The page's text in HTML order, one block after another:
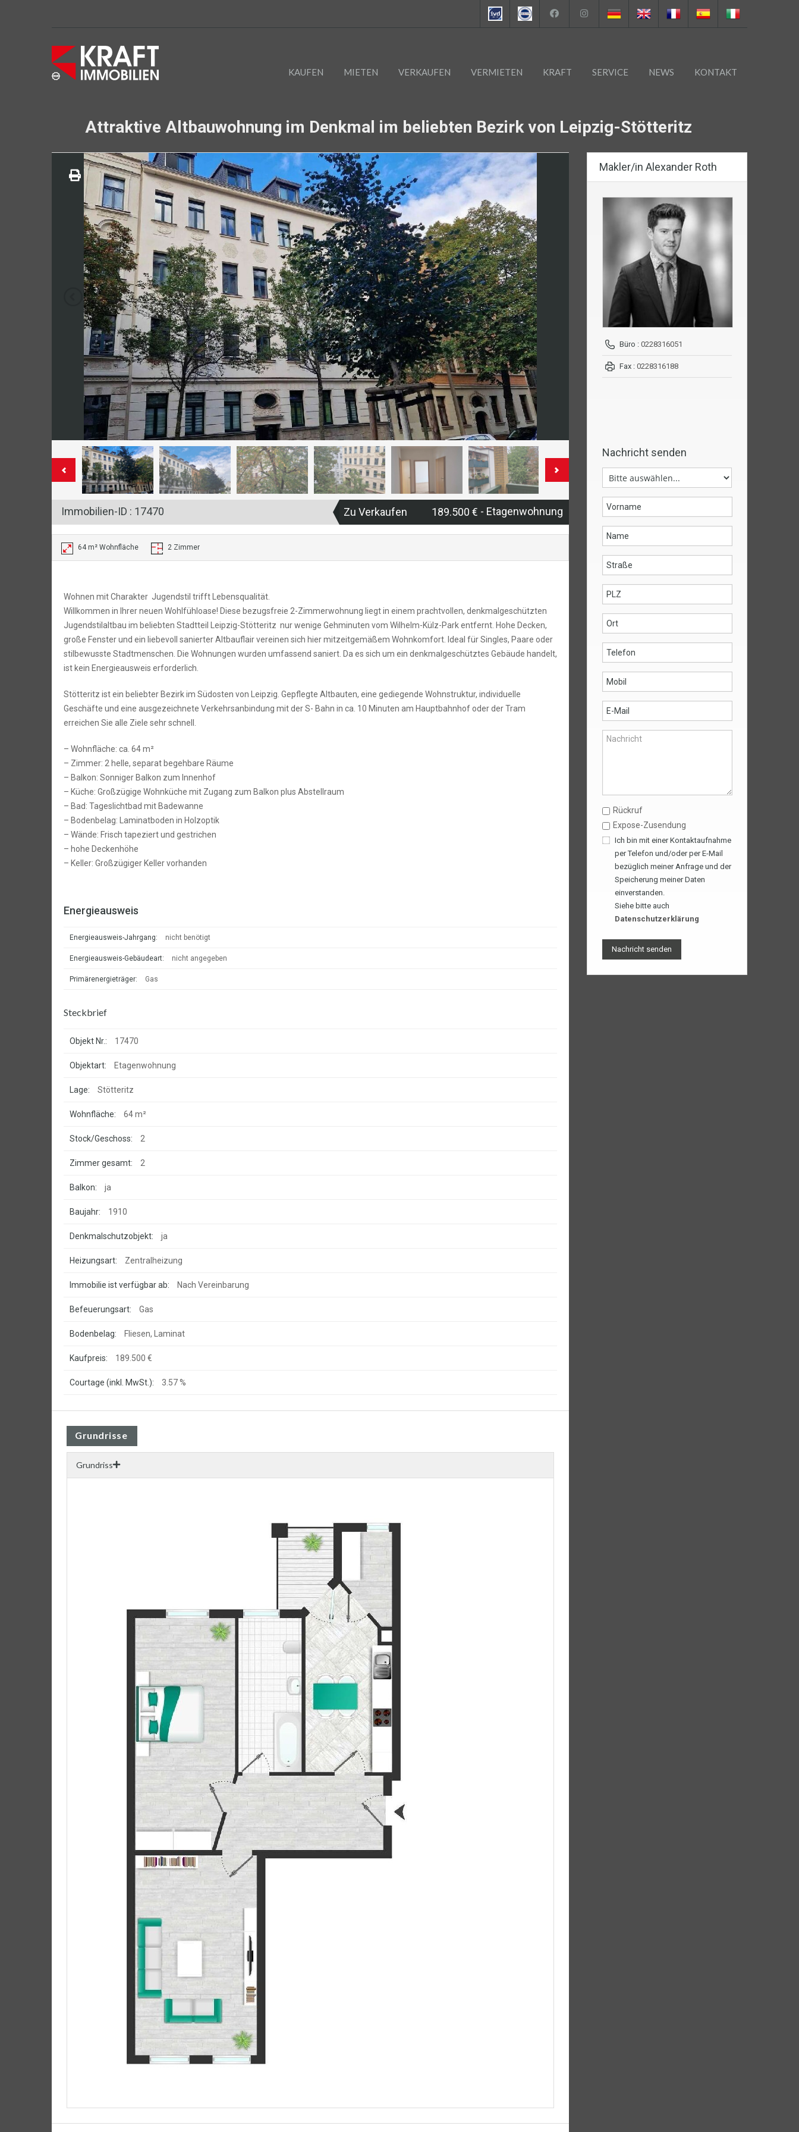
KAUFEN MIETEN VERKAUFEN VERMIETEN KRAFT SERVICE NEWS KONTAKT
Attraktive Altbauwohnung im Denkmal im beliebten Bezirk von Leipzig-Stötteritz
Immobilien-ID : 17470 Zu Verkaufen 189.500 € - Etagenwohnung
64 m² Wohnfläche 2 Zimmer
Wohnen mit Charakter  Jugendstil trifft Lebensqualität.
Willkommen in Ihrer neuen Wohlfühloase! Diese bezugsfreie 2-Zimmerwohnung liegt in einem prachtvollen, denkmalgeschützten
Jugendstilaltbau im beliebten Stadtteil Leipzig-Stötteritz  nur wenige Gehminuten vom Wilhelm-Külz-Park entfernt. Hohe Decken,
große Fenster und ein liebevoll sanierter Altbauflair vereinen sich hier mitzeitgemäßem Wohnkomfort. Ideal für Singles, Paare oder
stilbewusste Stadtmenschen. Die Wohnungen wurden umfassend saniert. Da es sich um ein denkmalgeschütztes Gebäude handelt,
ist kein Energieausweis erforderlich.
Stötteritz ist ein beliebter Bezirk im Südosten von Leipzig. Gepflegte Altbauten, eine gediegende Wohnstruktur, individuelle
Geschäfte und eine ausgezeichnete Verkehrsanbindung mit der S- Bahn in ca. 10 Minuten am Hauptbahnhof oder der Tram
erreichen Sie alle Ziele sehr schnell.
– Wohnfläche: ca. 64 m²
– Zimmer: 2 helle, separat begehbare Räume
– Balkon: Sonniger Balkon zum Innenhof
– Küche: Großzügige Wohnküche mit Zugang zum Balkon plus Abstellraum
– Bad: Tageslichtbad mit Badewanne
– Bodenbelag: Laminatboden in Holzoptik
– Wände: Frisch tapeziert und gestrichen
– hohe Deckenhöhe
– Keller: Großzügiger Keller vorhanden
Energieausweis
Energieausweis-Jahrgang: nicht benötigt
Energieausweis-Gebäudeart: nicht angegeben
Primärenergieträger: Gas
Steckbrief
Objekt Nr.: 17470
Objektart: Etagenwohnung
Lage: Stötteritz
Wohnfläche: 64 m²
Stock/Geschoss: 2
Zimmer gesamt: 2
Balkon: ja
Baujahr: 1910
Denkmalschutzobjekt: ja
Heizungsart: Zentralheizung
Immobilie ist verfügbar ab: Nach Vereinbarung
Befeuerungsart: Gas
Bodenbelag: Fliesen, Laminat
Kaufpreis: 189.500 €
Courtage (inkl. MwSt.): 3.57 %
Grundrisse
Grundriss
Makler/in Alexander Roth
Büro : 0228316051
Fax : 0228316188
Nachricht senden
Rückruf
Expose-Zusendung
Ich bin mit einer Kontaktaufnahme
per Telefon und/oder per E-Mail
bezüglich meiner Anfrage und der
Speicherung meiner Daten
einverstanden.
Siehe bitte auch
Datenschutzerklärung